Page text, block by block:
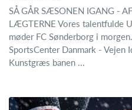
SÅ GÅR SÆSONEN IGANG -
LÆGTERNE Vores talentfulde
møder FC Sønderborg i
SportsCenter Danmark - Vejen
Kunstgræs banen ...